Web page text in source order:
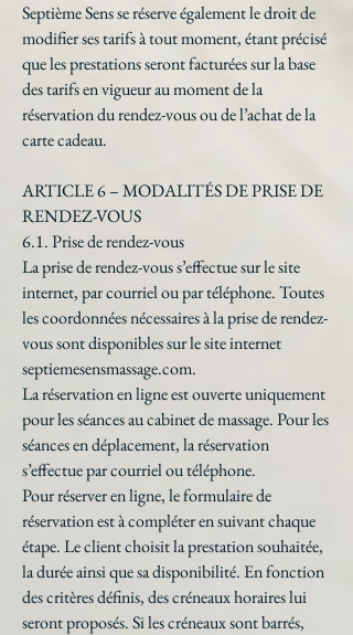
Septième Sens se réserve également le droit de
modifier ses tarifs à tout moment, étant précisé
que les prestations seront facturées sur la base
des tarifs en vigueur au moment de la
réservation du rendez-vous ou de l’achat de la
carte cadeau.
ARTICLE 6 – MODALITÉS DE PRISE DE
RENDEZ-VOUS
6.1. Prise de rendez-vous
La prise de rendez-vous s’effectue sur le site
internet, par courriel ou par téléphone. Toutes
les coordonnées nécessaires à la prise de rendez-
vous sont disponibles sur le site internet
septiemesensmassage.com.
La réservation en ligne est ouverte uniquement
pour les séances au cabinet de massage. Pour les
séances en déplacement, la réservation
s’effectue par courriel ou téléphone.
Pour réserver en ligne, le formulaire de
réservation est à compléter en suivant chaque
étape. Le client choisit la prestation souhaitée,
la durée ainsi que sa disponibilité. En fonction
des critères définis, des créneaux horaires lui
seront proposés. Si les créneaux sont barrés,